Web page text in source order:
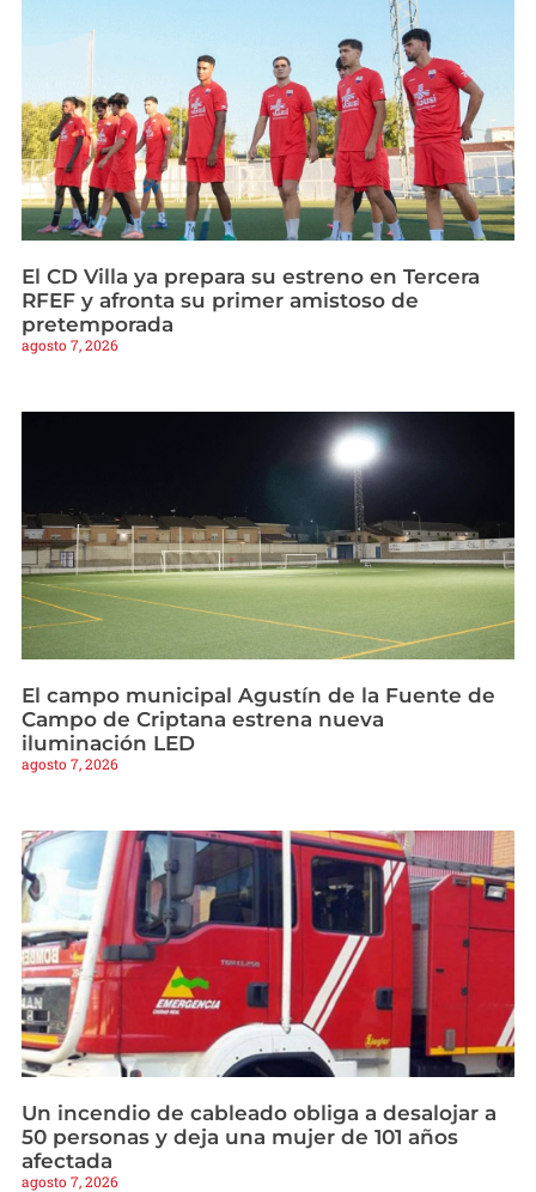
El CD Villa ya prepara su estreno en Tercera
RFEF y afronta su primer amistoso de
pretemporada
agosto 7, 2026
El campo municipal Agustín de la Fuente de
Campo de Criptana estrena nueva
iluminación LED
agosto 7, 2026
Un incendio de cableado obliga a desalojar a
50 personas y deja una mujer de 101 años
afectada
agosto 7, 2026